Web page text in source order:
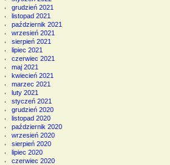
grudzień 2021
listopad 2021
październik 2021
wrzesień 2021
sierpień 2021
lipiec 2021
czerwiec 2021
maj 2021
kwiecień 2021
marzec 2021
luty 2021
styczeń 2021
grudzień 2020
listopad 2020
październik 2020
wrzesień 2020
sierpień 2020
lipiec 2020
czerwiec 2020